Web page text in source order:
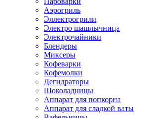
Аэрогриль
Эллектрогрили
Электро шашлычница
Электрочайники
Блендеры
Миксеры
Кофеварки
Кофемолки
Дегидраторы
Шоколадницы
Аппарат для попкорна
Аппарат для сладкой ваты